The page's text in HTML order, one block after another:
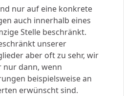
nur auf eine konkrete
auch innerhalb eines
Stelle beschränkt.
unserer
aber oft zu sehr, wir
nur dann, wenn
beispielsweise an
erwünscht sind.